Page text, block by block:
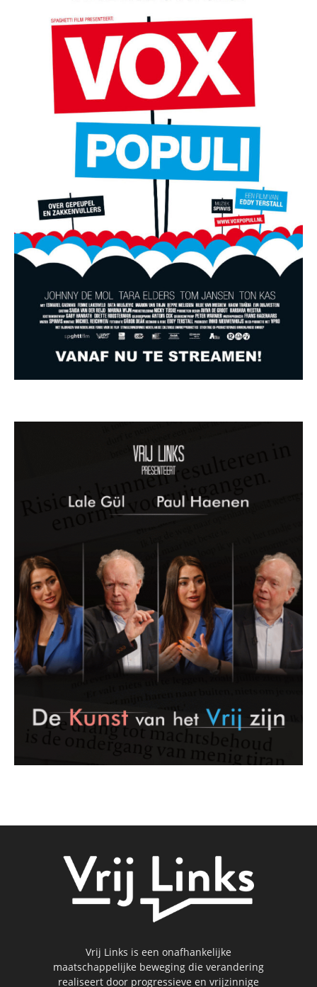
Vrij Links is een onafhankelijke
maatschappelijke beweging die verandering
realiseert door progressieve en vrijzinnige